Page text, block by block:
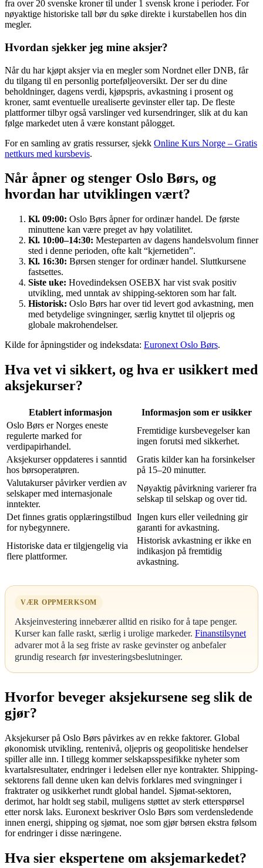
fra over 20 svenske kroner til under 1 svensk krone i perioder. For
nøyaktige historiske tall bør du søke direkte i kurstabellen hos din
megler.
Hvordan sjekker jeg mine aksjer?
Når du har kjøpt aksjer via en megler som Nordnet eller DNB, får
du tilgang til en personlig porteføljeoversikt. Der ser du dine
beholdninger, dagens verdi, kjøpspris, avkastning i prosent og
kroner, samt eventuelle urealiserte gevinster eller tap. De fleste
plattformer tilbyr også varslinger ved kursendringer, slik at du kan
følge markedet uten å være konstant pålogget.
For en samling av gratis ressurser, sjekk Online Kurs Norge – Gratis
nettkurs med kursbevis.
Når åpner og stenger Oslo Børs, og
hvordan har utviklingen vært?
Kl. 09:00: Oslo Børs åpner for ordinær handel. De første
minuttene kan være preget av høy volatilitet.
Kl. 10:00–14:30: Mesteparten av dagens handelsvolum finner
sted i denne perioden, ofte kalt “kjernetiden”.
Kl. 16:30: Børsen stenger for ordinær handel. Sluttkursene
fastsettes.
Siste uke: Hovedindeksen OSEBX har vist svak positiv
utvikling, med unntak av shipping-sektoren som har falt.
Historisk: Oslo Børs har over tid levert god avkastning, men
med betydelige svingninger, særlig knyttet til oljepris og
globale makrohendelser.
Kilde for åpningstider og indeksdata: Euronext Oslo Børs.
Hva vet vi sikkert, og hva er usikkert med
aksjekurser?
Etablert informasjon
Informasjon som er usikker
Oslo Børs er Norges eneste
regulerte marked for
verdipapirhandel.
Fremtidige kursbevegelser kan
ingen forutsi med sikkerhet.
Aksjekurser oppdateres i sanntid
hos børsoperatøren.
Gratis kilder kan ha forsinkelser
på 15–20 minutter.
Valutakurser påvirker verdien av
selskaper med internasjonale
inntekter.
Nøyaktig påvirkning varierer fra
selskap til selskap og over tid.
Det finnes gratis opplæringstilbud
for nybegynnere.
Ingen kurs eller veiledning gir
garanti for avkastning.
Historiske data er tilgjengelig via
flere plattformer.
Historisk avkastning er ikke en
indikasjon på fremtidig
avkastning.
VÆR OPPMERKSOM
Aksjeinvestering innebærer alltid en risiko for å tape penger.
Kurser kan falle raskt, særlig i urolige markeder. Finanstilsynet
advarer mot å la seg friste av raske gevinster og anbefaler
grundig research før investeringsbeslutninger.
Hvorfor beveger aksjekursene seg slik de
gjør?
Aksjekurser på Oslo Børs påvirkes av en rekke faktorer. Global
økonomisk utvikling, rentenivå, oljepris og geopolitiske hendelser
spiller alle inn. I tillegg kommer selskapsspesifikke nyheter som
kvartalsresultater, endringer i ledelsen eller nye kontrakter. Shipping-
sektorens fall denne uken kan delvis forklares med svingninger i
fraktrater og usikkerhet rundt global handel. Sjømat-sektoren,
derimot, har holdt seg stabil, muligens støttet av sterk etterspørsel
etter norsk laks. Euronext beskriver Oslo Børs som verdensledende
innen energi, shipping og sjømat, noe som gjør børsen ekstra følsom
for endringer i disse næringene.
Hva sier ekspertene om aksjemarkedet?